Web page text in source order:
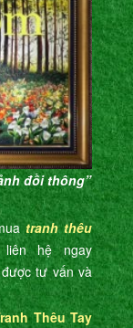
đồi thông”
tranh thêu
hệ ngay
tư vấn và
Thêu Tay